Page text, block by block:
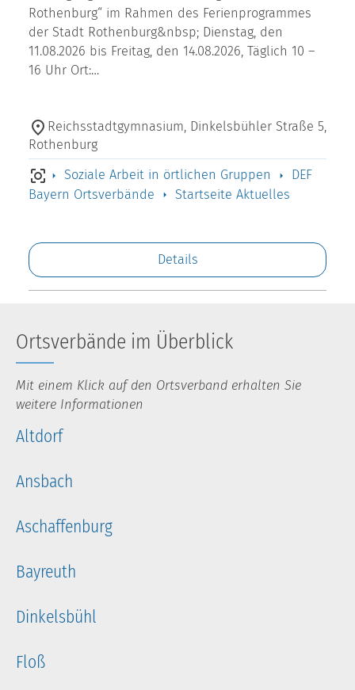
Rothenburg“ im Rahmen des Ferienprogrammes
der Stadt Rothenburg&nbsp; Dienstag, den
11.08.2026 bis Freitag, den 14.08.2026, Täglich 10 –
16 Uhr Ort:…
Reichsstadtgymnasium, Dinkelsbühler Straße 5,
Rothenburg
Soziale Arbeit in örtlichen Gruppen
DEF
Bayern Ortsverbände
Startseite Aktuelles
Details
Ortsverbände im Überblick
Mit einem Klick auf den Ortsverband erhalten Sie
weitere Informationen
Altdorf
Ansbach
Aschaffenburg
Bayreuth
Dinkelsbühl
Floß